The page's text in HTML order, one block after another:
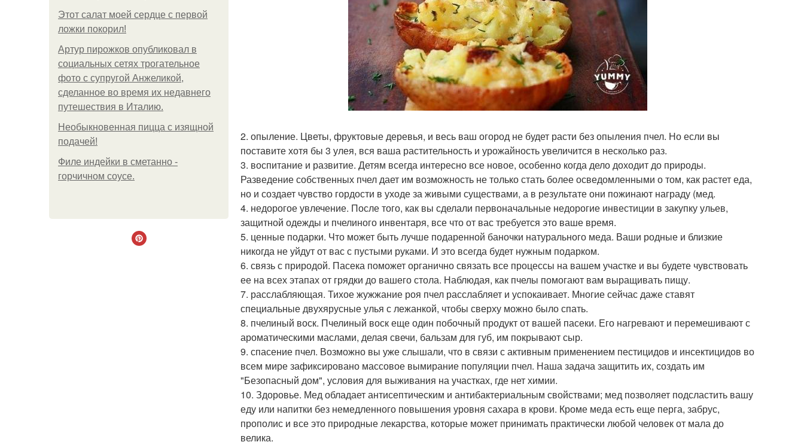
Этот салат моей сердце с первой
ложки покорил!
Артур пирожков опубликовал в
социальных сетях трогательное
фото с супругой Анжеликой,
сделанное во время их недавнего
путешествия в Италию.
Необыкновенная пицца с изящной
подачей!
Филе индейки в сметанно -
горчичном соусе.
2. опыление. Цветы, фруктовые деревья, и весь ваш огород не будет расти без опыления пчел. Но если вы
поставите хотя бы 3 улея, вся ваша растительность и урожайность увеличится в несколько раз.
3. воспитание и развитие. Детям всегда интересно все новое, особенно когда дело доходит до природы.
Разведение собственных пчел дает им возможность не только стать более осведомленными о том, как растет еда,
но и создает чувство гордости в уходе за живыми существами, а в результате они пожинают награду (мед.
4. недорогое увлечение. После того, как вы сделали первоначальные недорогие инвестиции в закупку ульев,
защитной одежды и пчелиного инвентаря, все что от вас требуется это ваше время.
5. ценные подарки. Что может быть лучше подаренной баночки натурального меда. Ваши родные и близкие
никогда не уйдут от вас с пустыми руками. И это всегда будет нужным подарком.
6. связь с природой. Пасека поможет органично связать все процессы на вашем участке и вы будете чувствовать
ее на всех этапах от грядки до вашего стола. Наблюдая, как пчелы помогают вам выращивать пищу.
7. расслабляющая. Тихое жужжание роя пчел расслабляет и успокаивает. Многие сейчас даже ставят
специальные двухярусные улья с лежанкой, чтобы сверху можно было спать.
8. пчелиный воск. Пчелиный воск еще один побочный продукт от вашей пасеки. Его нагревают и перемешивают с
ароматическими маслами, делая свечи, бальзам для губ, им покрывают сыр.
9. спасение пчел. Возможно вы уже слышали, что в связи с активным применением пестицидов и инсектицидов во
всем мире зафиксировано массовое вымирание популяции пчел. Наша задача защитить их, создать им
"Безопасный дом", условия для выживания на участках, где нет химии.
10. Здоровье. Мед обладает антисептическим и антибактериальным свойствами; мед позволяет подсластить вашу
еду или напитки без немедленного повышения уровня сахара в крови. Кроме меда есть еще перга, забрус,
прополис и все это природные лекарства, которые может принимать практически любой человек от мала до
велика.